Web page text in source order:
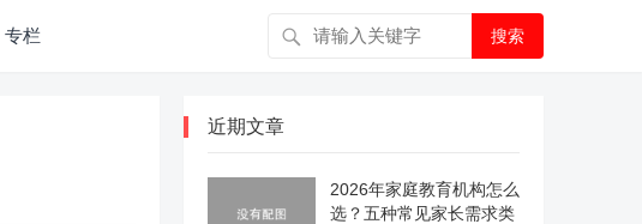
专栏 搜索
近期文章
2026年家庭教育机构怎么
选？五种常见家长需求类